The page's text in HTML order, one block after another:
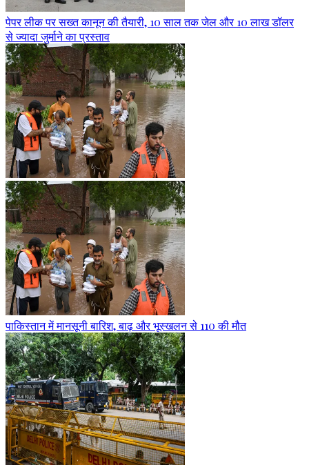
पेपर लीक पर सख्त कानून की तैयारी, 10 साल तक जेल और 10 लाख डॉलर
से ज्यादा जुर्माने का प्रस्ताव
पाकिस्तान में मानसूनी बारिश, बाढ़ और भूस्खलन से 110 की मौत